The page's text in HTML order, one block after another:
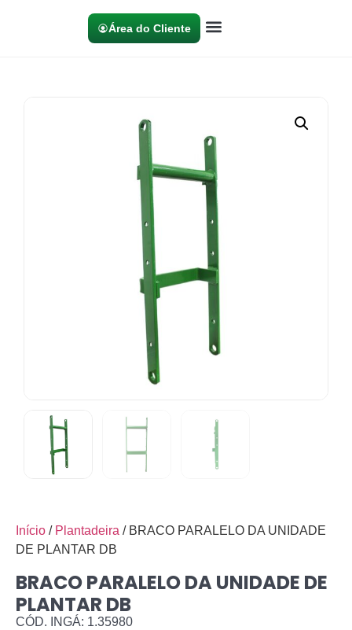
Área do Cliente
Início / Plantadeira / BRACO PARALELO DA UNIDADE
DE PLANTAR DB
BRACO PARALELO DA UNIDADE DE
PLANTAR DB
CÓD. INGÁ: 1.35980